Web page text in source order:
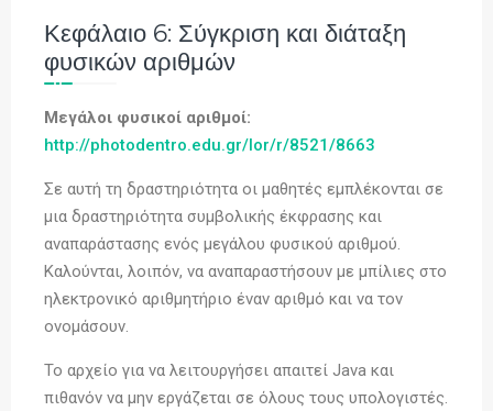
Κεφάλαιο 6: Σύγκριση και διάταξη
φυσικών αριθμών
Μεγάλοι φυσικοί αριθμοί:
http://photodentro.edu.gr/lor/r/8521/8663
Σε αυτή τη δραστηριότητα οι μαθητές εμπλέκονται σε
μια δραστηριότητα συμβολικής έκφρασης και
αναπαράστασης ενός μεγάλου φυσικού αριθμού.
Καλούνται, λοιπόν, να αναπαραστήσουν με μπίλιες στο
ηλεκτρονικό αριθμητήριο έναν αριθμό και να τον
ονομάσουν.
Το αρχείο για να λειτουργήσει απαιτεί Java και
πιθανόν να μην εργάζεται σε όλους τους υπολογιστές.